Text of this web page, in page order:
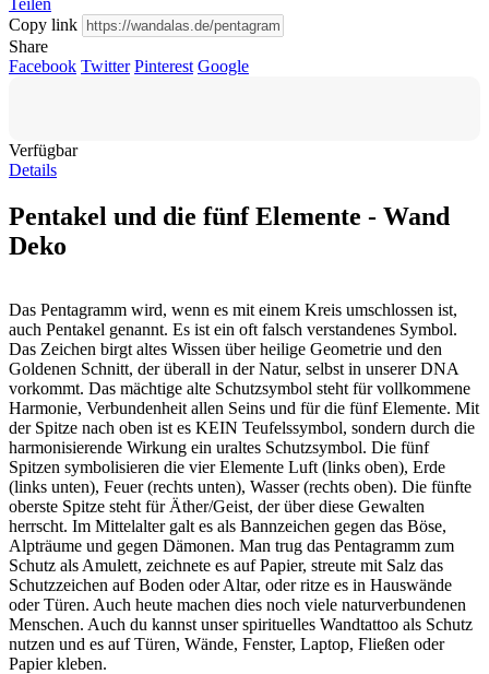
Copy link
Share
Facebook Twitter Pinterest Google
Verfügbar
Details
Pentakel und die fünf Elemente - Wand
Deko
Das Pentagramm wird, wenn es mit einem Kreis umschlossen ist,
auch Pentakel genannt. Es ist ein oft falsch verstandenes Symbol.
Das Zeichen birgt altes Wissen über heilige Geometrie und den
Goldenen Schnitt, der überall in der Natur, selbst in unserer DNA
vorkommt. Das mächtige alte Schutzsymbol steht für vollkommene
Harmonie, Verbundenheit allen Seins und für die fünf Elemente. Mit
der Spitze nach oben ist es KEIN Teufelssymbol, sondern durch die
harmonisierende Wirkung ein uraltes Schutzsymbol. Die fünf
Spitzen symbolisieren die vier Elemente Luft (links oben), Erde
(links unten), Feuer (rechts unten), Wasser (rechts oben). Die fünfte
oberste Spitze steht für Äther/Geist, der über diese Gewalten
herrscht. Im Mittelalter galt es als Bannzeichen gegen das Böse,
Alpträume und gegen Dämonen. Man trug das Pentagramm zum
Schutz als Amulett, zeichnete es auf Papier, streute mit Salz das
Schutzzeichen auf Boden oder Altar, oder ritze es in Hauswände
oder Türen. Auch heute machen dies noch viele naturverbundenen
Menschen. Auch du kannst unser spirituelles Wandtattoo als Schutz
nutzen und es auf Türen, Wände, Fenster, Laptop, Fließen oder
Papier kleben.